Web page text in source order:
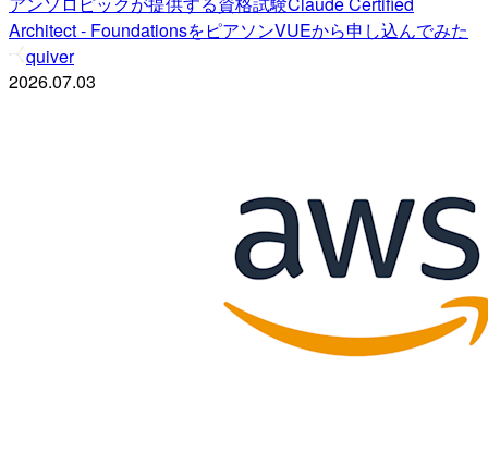
Architect - FoundationsをピアソンVUEから申し込んでみた
quiver
2026.07.03